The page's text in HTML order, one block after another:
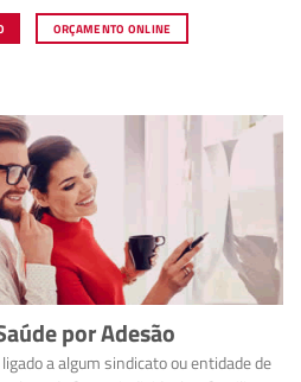
ORÇAMENTO ONLINE
por Adesão
a algum sindicato ou entidade de